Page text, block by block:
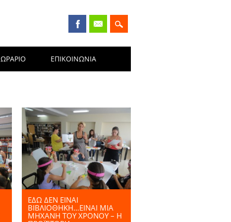
ΩΡΑΡΙΟ ΕΠΙΚΟΙΝΩΝΊΑ
ΕΔΩ ΔΕΝ ΕΙΝΑΙ
ΒΙΒΛΙΟΘΗΚΗ…ΕΙΝΑΙ ΜΙΑ
ΜΗΧΑΝΗ ΤΟΥ ΧΡΟΝΟΥ – Η